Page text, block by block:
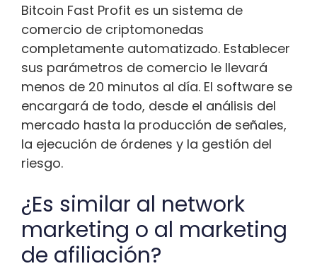
Bitcoin Fast Profit es un sistema de
comercio de criptomonedas
completamente automatizado. Establecer
sus parámetros de comercio le llevará
menos de 20 minutos al día. El software se
encargará de todo, desde el análisis del
mercado hasta la producción de señales,
la ejecución de órdenes y la gestión del
riesgo.
¿Es similar al network
marketing o al marketing
de afiliación?